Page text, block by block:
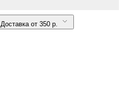
Доставка от 350 р.